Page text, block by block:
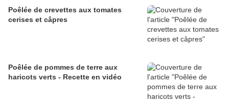
Poêlée de crevettes aux tomates
cerises et câpres
Poêlée de pommes de terre aux
haricots verts - Recette en vidéo